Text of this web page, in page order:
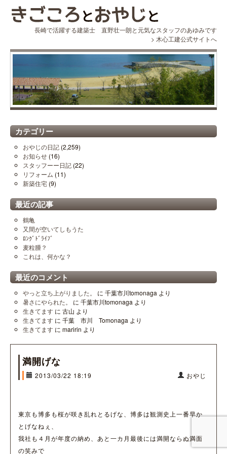
長崎で活躍する建築士 直野壮一朗と元気なスタッフのあゆみです
> 木心工建公式サイトへ
カテゴリー
おやじの日記 (2,259)
お知らせ (16)
スタッフーー日記 (22)
リフォーム (11)
新築住宅 (9)
最近の記事
鶴亀
又間が空いてしもうた
ﾛﾝｸﾞﾄﾞﾗｲﾌﾞ
麦粒腫？
これは、何かな？
最近のコメント
やっと立ち上がりました。 に 千葉市川tomonaga より
暑さにやられた。
に 千葉市川tomonaga より
生きてます に 古山 より
生きてます に 千葉 市川 Tomonaga より
生きてます に maririn より
満開げな
2013/03/22 18:19 おやじ
東京も博多も桜が咲き乱れとるげな、博多は観測史上一番早か
とげなねぇ、
我社も４月が年度の納め、あと一カ月最後には満開ならぬ満面
の笑みで